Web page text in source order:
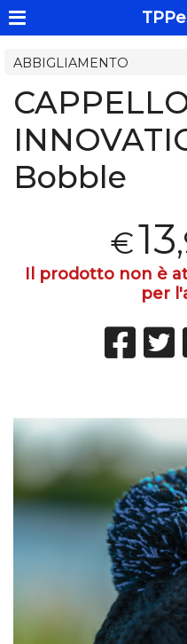
ABBIGLIAMENTO
Bobble
€13
Il prodotto non è
per